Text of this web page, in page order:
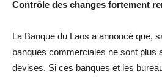
Contrôle des changes fortement
La Banque du Laos a annoncé que,
banques commerciales ne sont plus
devises. Si ces banques et les